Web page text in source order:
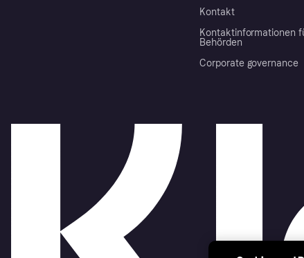
Kontakt
Kontaktinformationen
Behörden
Corporate governance